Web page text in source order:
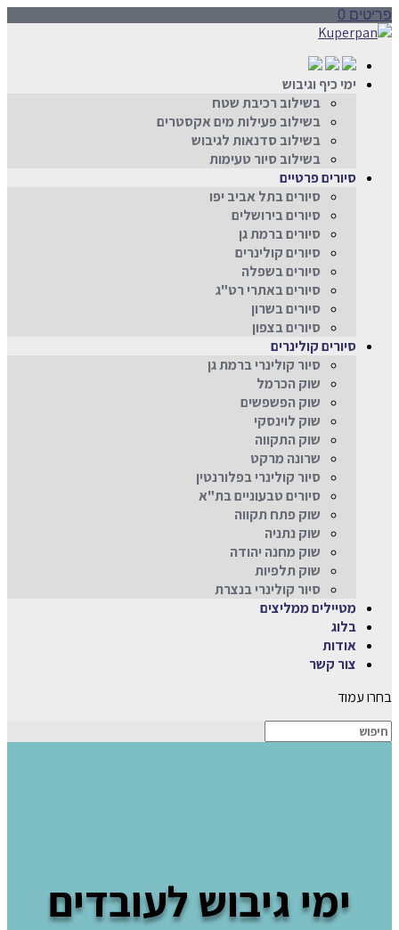
פריטים 0
ימי כיף וגיבוש
בשילוב רכיבת שטח
בשילוב פעילות מים אקסטרים
בשילוב סדנאות לגיבוש
בשילוב סיור טעימות
סיורים פרטיים
סיורים בתל אביב יפו
סיורים בירושלים
סיורים ברמת גן
סיורים קולינרים
סיורים בשפלה
סיורים באתרי רט"ג
סיורים בשרון
סיורים בצפון
סיורים קולינרים
סיור קולינרי ברמת גן
שוק הכרמל
שוק הפשפשים
שוק לוינסקי
שוק התקווה
שרונה מרקט
סיור קולינרי בפלורנטין
סיורים טבעוניים בת"א
שוק פתח תקווה
שוק נתניה
שוק מחנה יהודה
שוק תלפיות
סיור קולינרי בנצרת
מטיילים ממליצים
בלוג
אודות
צור קשר
בחרו עמוד
ימי גיבוש לעובדים